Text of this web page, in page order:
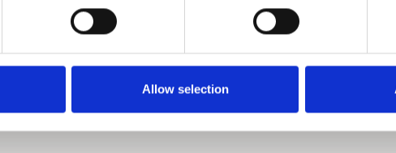
Allow selection
(PDF).